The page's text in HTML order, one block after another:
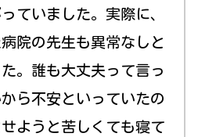
ていました。実際に、
院の先生も異常なしと
。誰も大丈夫って言っ
ら不安といっていたの
ようと苦しくても寝て